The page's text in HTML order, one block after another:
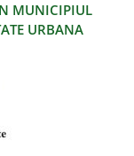
MUNICIPIUL
URBANA